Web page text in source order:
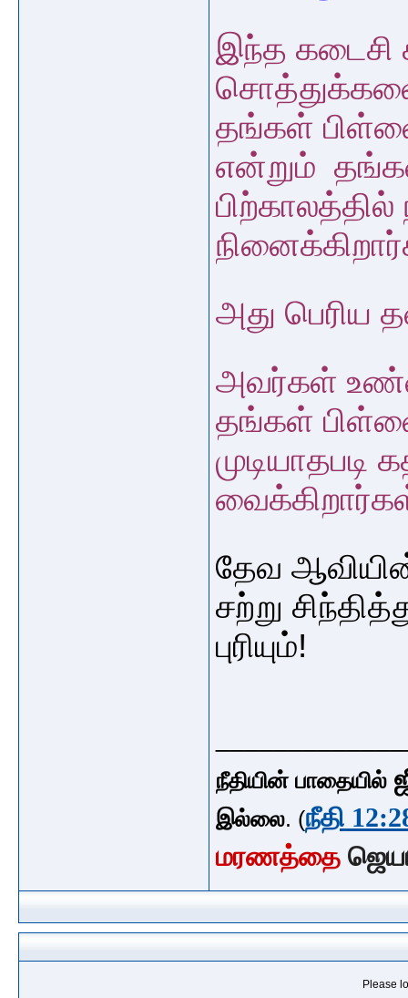
இந்த கடைசி
தங்கள்
என்றும்
அது பெரிய
அவர்கள்
தங்கள்
முடியாதபடி
தேவ
சற்று
புரியும்!
நீதியின் பாதையில்
இல்லை. (நீதி
மரணத்தை
Please